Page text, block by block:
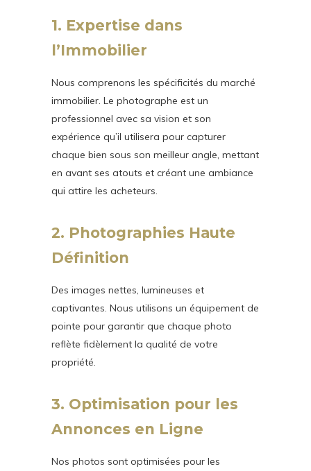
1. Expertise dans
l’Immobilier
Nous comprenons les spécificités du marché
immobilier. Le photographe est un
professionnel avec sa vision et son
expérience qu’il utilisera pour capturer
chaque bien sous son meilleur angle, mettant
en avant ses atouts et créant une ambiance
qui attire les acheteurs.
2. Photographies Haute
Définition
Des images nettes, lumineuses et
captivantes. Nous utilisons un équipement de
pointe pour garantir que chaque photo
reflète fidèlement la qualité de votre
propriété.
3. Optimisation pour les
Annonces en Ligne
Nos photos sont optimisées pour les